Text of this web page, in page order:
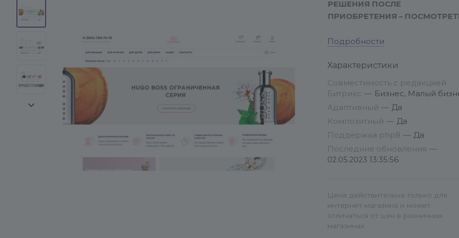
РЕШЕНИЯ ПОСЛЕ
ПРИОБРЕТЕНИЯ –
Подробности
Характеристики
Совместимость с редакцией
Битрикс — Бизнес, Малый
Адаптивный — Да
Композитный — Да
Поддержка php8 — Да
Последние обновления —
02.05.2023 13:35:56
Цена действительна только для
интернет-магазина и может
отличаться от цен в розничных
магазинах